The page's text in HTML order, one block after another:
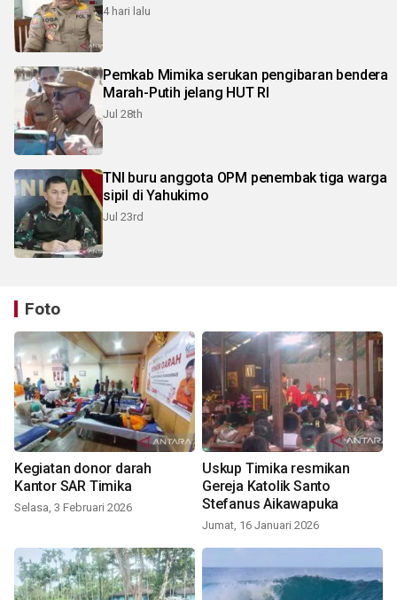
4 hari lalu
Pemkab Mimika serukan pengibaran bendera
Marah-Putih jelang HUT RI
Jul 28th
TNI buru anggota OPM penembak tiga warga
sipil di Yahukimo
Jul 23rd
Foto
Kegiatan donor darah
Kantor SAR Timika
Selasa, 3 Februari 2026
Uskup Timika resmikan
Gereja Katolik Santo
Stefanus Aikawapuka
Jumat, 16 Januari 2026